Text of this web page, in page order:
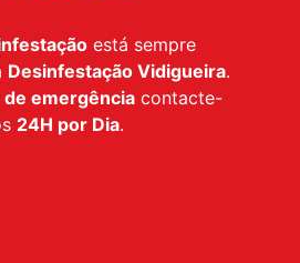
está sempre
Desinfestação Vidigueira.
emergênciacontacte-
24H por Dia.